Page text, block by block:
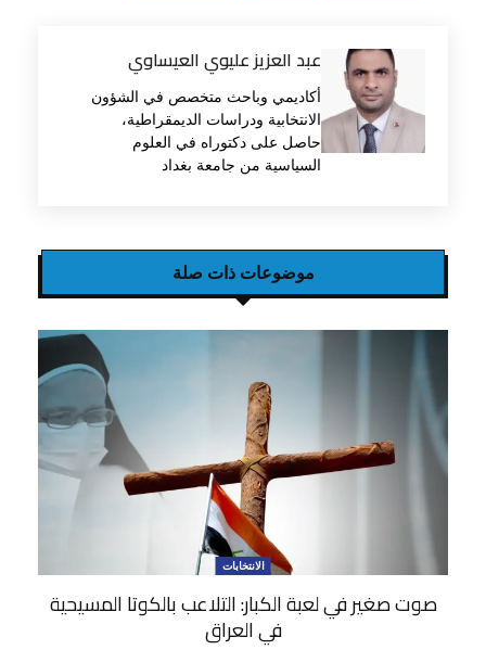
عبد العزيز عليوي العيساوي
أكاديمي وباحث متخصص في الشؤون
الانتخابية ودراسات الديمقراطية،
حاصل على دكتوراه في العلوم
السياسية من جامعة بغداد
موضوعات ذات صلة
الانتخابات
صوت صغير في لعبة الكبار: التلاعب بالكوتا المسيحية
في العراق